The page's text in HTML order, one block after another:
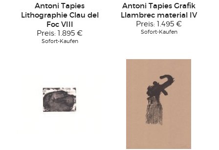
Antoni Tapies
Lithographie Clau del
Foc VIII
Preis: 1.895 €
Sofort-Kaufen
Antoni Tapies Grafik
Llambrec material IV
Preis: 1.495 €
Sofort-Kaufen